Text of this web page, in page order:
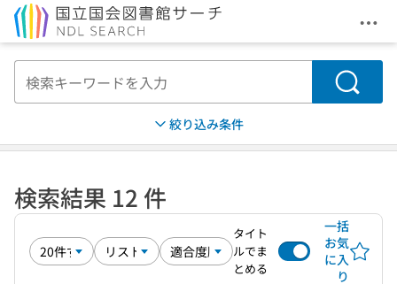
メ
検索
絞り込み条件
検索結果 12 件
タイト
ルでま
とめる
一括
お気
に入
り